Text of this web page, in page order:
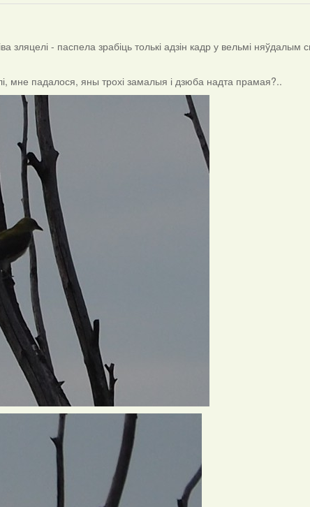
зляцелі - паспела зрабіць толькі адзін кадр у вельмі няўдалым
мне падалося, яны трохі замалыя і дзюба надта прамая?..